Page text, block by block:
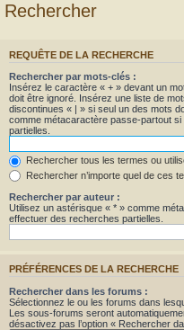
Rechercher
REQUÊTE DE LA RECHERCHE
Rechercher par mots-clés :
Insérez le caractère « + » devant un
doit être ignoré. Insérez une liste de
discontinues « | » si seul un des mots
comme métacaractère passe-partout
partielles.
Rechercher tous les termes ou
Rechercher n’importe quel de ces
Rechercher par auteur :
Utilisez un astérisque « * » comme
effectuer des recherches partielles.
PRÉFÉRENCES DE LA RECHERCHE
Rechercher dans les forums :
Sélectionnez le ou les forums dans
Les sous-forums seront
désactivez pas l’option « Rechercher